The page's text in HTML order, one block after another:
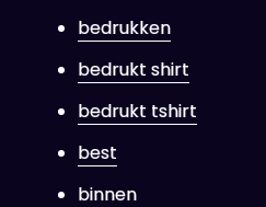
bedrukken
bedrukt shirt
bedrukt tshirt
best
binnen